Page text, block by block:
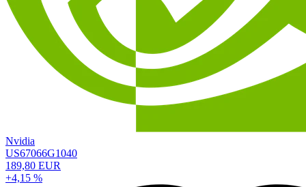
Nvidia
US67066G1040
189,80 EUR
+4,15 %